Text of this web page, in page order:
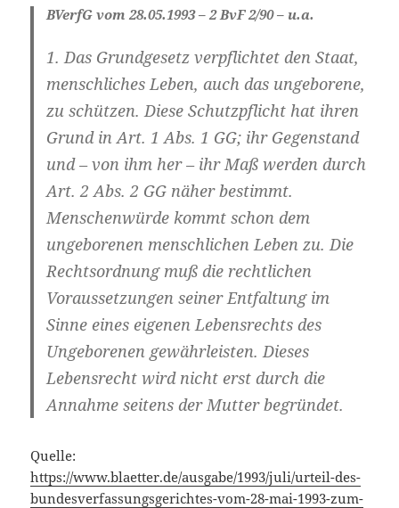
BVerfG vom 28.05.1993 – 2 BvF 2/90 – u.a.
1. Das Grundgesetz verpflichtet den Staat,
menschliches Leben, auch das ungeborene,
zu schützen. Diese Schutzpflicht hat ihren
Grund in Art. 1 Abs. 1 GG; ihr Gegenstand
und – von ihm her – ihr Maß werden durch
Art. 2 Abs. 2 GG näher bestimmt.
Menschenwürde kommt schon dem
ungeborenen menschlichen Leben zu. Die
Rechtsordnung muß die rechtlichen
Voraussetzungen seiner Entfaltung im
Sinne eines eigenen Lebensrechts des
Ungeborenen gewährleisten. Dieses
Lebensrecht wird nicht erst durch die
Annahme seitens der Mutter begründet.
Quelle:
https://www.blaetter.de/ausgabe/1993/juli/urteil-des-
bundesverfassungsgerichtes-vom-28-mai-1993-zum-